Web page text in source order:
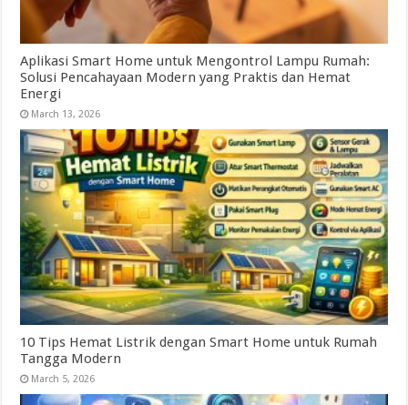
Aplikasi Smart Home untuk Mengontrol Lampu Rumah:
Solusi Pencahayaan Modern yang Praktis dan Hemat
Energi
March 13, 2026
10 Tips Hemat Listrik dengan Smart Home untuk Rumah
Tangga Modern
March 5, 2026